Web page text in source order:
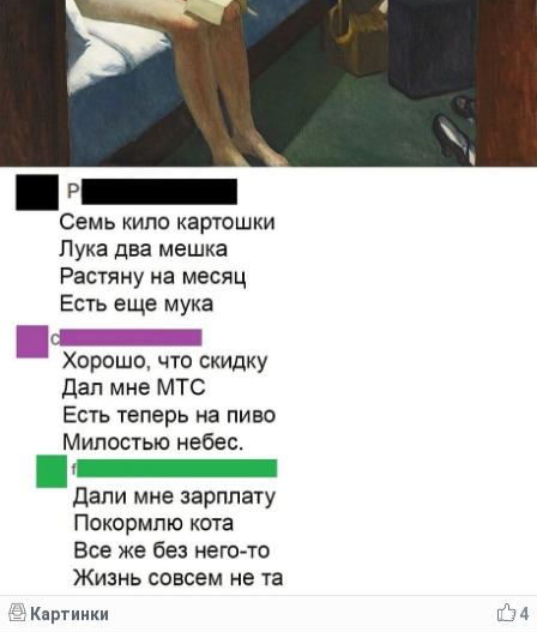
4
Картинки